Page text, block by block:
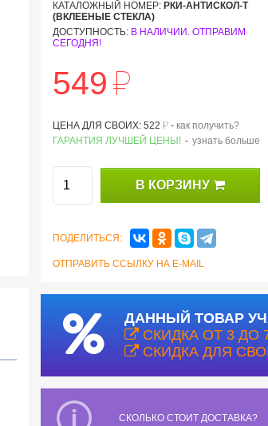
КАТАЛОЖНЫЙ НОМЕР: РКИ-АНТИСКОЛ-Т
(ВКЛЕЕНЫЕ СТЕКЛА)
ДОСТУПНОСТЬ: В НАЛИЧИИ. ОТПРАВИМ
СЕГОДНЯ!
549й
ЦЕНА ДЛЯ СВОИХ: 522 й - как получить?
ГАРАНТИЯ ЛУЧШЕЙ ЦЕНЫ! - узнать больше
В КОРЗИНУ
ПОДЕЛИТЬСЯ:
ОТПРАВИТЬ ССЫЛКУ НА E-MAIL
ДАННЫЙ ТОВАР
СКИДКА ОТ 3 ДО
СКИДКА ДЛЯ
СКОЛЬКО СТОИТ ДОСТАВКА?